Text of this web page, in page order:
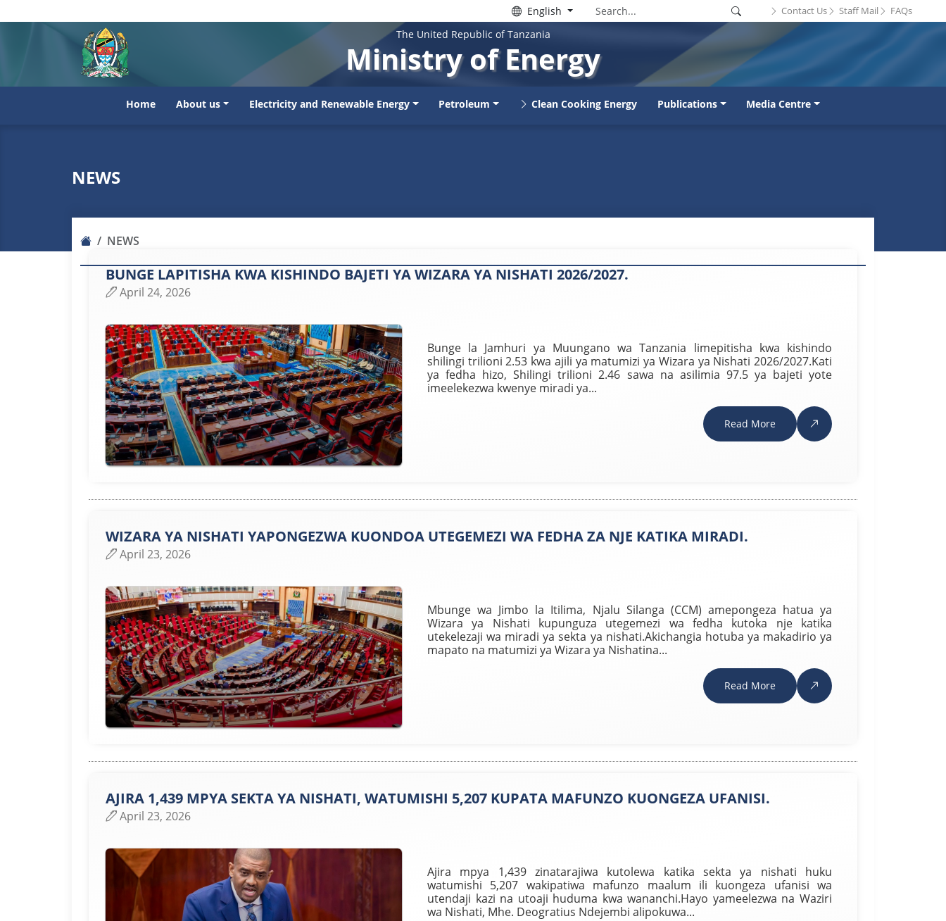
English Contact Us Staff Mail FAQs
The United Republic of Tanzania
Ministry of Energy
Home About us Electricity and Renewable Energy Petroleum Clean Cooking Energy Publications Media Centre
NEWS
NEWS
BUNGE LAPITISHA KWA KISHINDO BAJETI YA WIZARA YA NISHATI 2026/2027.
April 24, 2026
Bunge la Jamhuri ya Muungano wa Tanzania limepitisha kwa kishindo
shilingi trilioni 2.53 kwa ajili ya matumizi ya Wizara ya Nishati 2026/2027.Kati
ya fedha hizo, Shilingi trilioni 2.46 sawa na asilimia 97.5 ya bajeti yote
imeelekezwa kwenye miradi ya...
Read More
WIZARA YA NISHATI YAPONGEZWA KUONDOA UTEGEMEZI WA FEDHA ZA NJE KATIKA MIRADI.
April 23, 2026
Mbunge wa Jimbo la Itilima, Njalu Silanga (CCM) amepongeza hatua ya
Wizara ya Nishati kupunguza utegemezi wa fedha kutoka nje katika
utekelezaji wa miradi ya sekta ya nishati.Akichangia hotuba ya makadirio ya
mapato na matumizi ya Wizara ya Nishatina...
Read More
AJIRA 1,439 MPYA SEKTA YA NISHATI, WATUMISHI 5,207 KUPATA MAFUNZO KUONGEZA UFANISI.
April 23, 2026
Ajira mpya 1,439 zinatarajiwa kutolewa katika sekta ya nishati huku
watumishi 5,207 wakipatiwa mafunzo maalum ili kuongeza ufanisi wa
utendaji kazi na utoaji huduma kwa wananchi.Hayo yameelezwa na Waziri
wa Nishati, Mhe. Deogratius Ndejembi alipokuwa...